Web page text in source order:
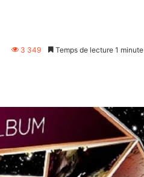
3 349 Temps de lecture 1 minute